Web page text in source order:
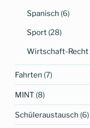
Spanisch (6)
Sport (28)
Wirtschaft-Recht
Fahrten (7)
MINT (8)
Schüleraustausch (6)